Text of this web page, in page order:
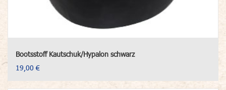
Bootsstoff Kautschuk/Hypalon schwarz
19,00 €